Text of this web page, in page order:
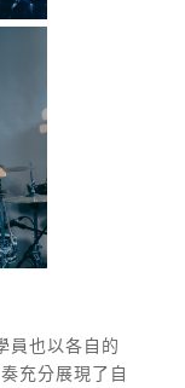
員也以各自的
充分展現了自